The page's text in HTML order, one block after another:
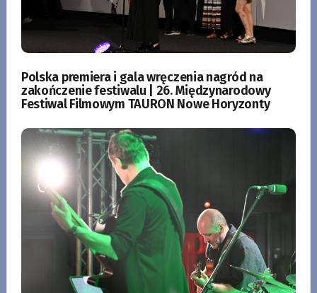
Polska premiera i gala wręczenia nagród na
zakończenie festiwalu | 26. Międzynarodowy
Festiwal Filmowym TAURON Nowe Horyzonty